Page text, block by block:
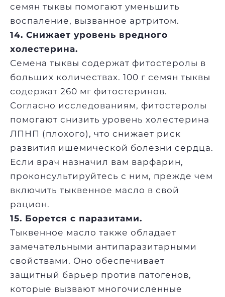
семян тыквы помогают уменьшить
воспаление, вызванное артритом.
14. Снижает уровень вредного
холестерина.
Семена тыквы содержат фитостеролы в
больших количествах. 100 г семян тыквы
содержат 260 мг фитостеринов.
Согласно исследованиям, фитостеролы
помогают снизить уровень холестерина
ЛПНП (плохого), что снижает риск
развития ишемической болезни сердца.
Если врач назначил вам варфарин,
проконсультируйтесь с ним, прежде чем
включить тыквенное масло в свой
рацион.
15. Борется с паразитами.
Тыквенное масло также обладает
замечательными антипаразитарными
свойствами. Оно обеспечивает
защитный барьер против патогенов,
которые вызвают многочисленные